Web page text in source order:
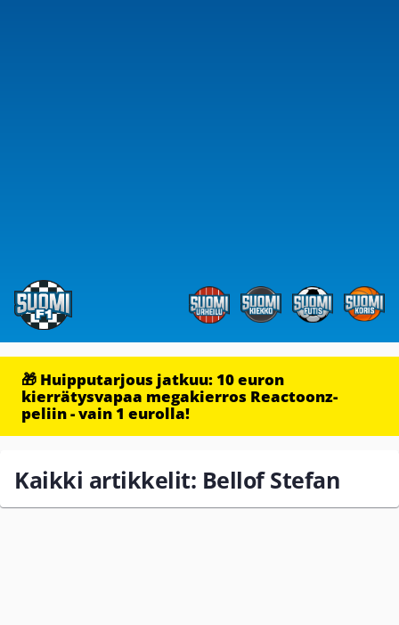
🎁 Huipputarjous jatkuu: 10 euron
kierrätysvapaa megakierros Reactoonz-
peliin - vain 1 eurolla!
Kaikki artikkelit: Bellof Stefan